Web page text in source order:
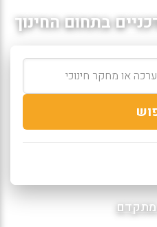
בתחום החינוך